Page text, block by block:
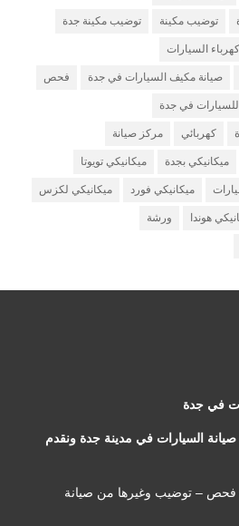
توضيب مكينة توضيب مكينة جدة
السيارات
صيانة مكيف السيارات في جدة فحص
في جدة
كهربائي مركز صيانة
ميكانيكي بجدة ميكانيكي تويوتا
ميكانيكي فورد ميكانيكي لكزس
هوندا ورشة
في جدة
السيارات في مدينة جدة ونقدم
– فحص – توضيب وغيرها من صيانة